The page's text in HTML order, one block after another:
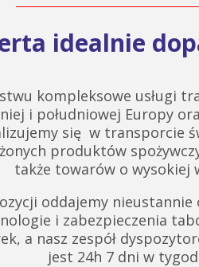
idealnie
kompleksowe usługi
i południowej Europy
się w transporcie
produktów
także towarów o wysokiej
oddajemy nieustannie
i zabezpieczenia
a nasz zespół
jest 24h 7 dni w